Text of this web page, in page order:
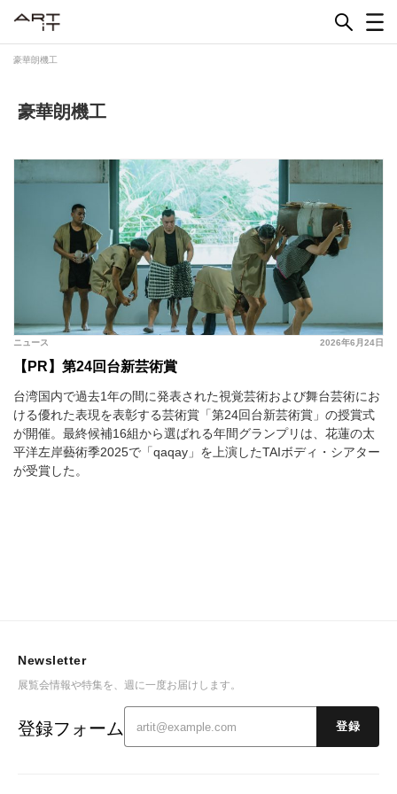
豪華朗機工
豪華朗機工
2026年6月24日
ニュース
【PR】第24回台新芸術賞
台湾国内で過去1年の間に発表された視覚芸術および舞台芸術にお
ける優れた表現を表彰する芸術賞「第24回台新芸術賞」の授賞式
が開催。最終候補16組から選ばれる年間グランプリは、花蓮の太
平洋左岸藝術季2025で「qaqay」を上演したTAIボディ・シアター
が受賞した。
Newsletter
展覧会情報や特集を、週に一度お届けします。
登録フォーム 登録